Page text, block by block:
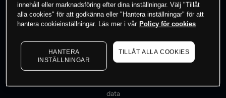
Börja handla
Priserna är endast vägledande.
data
innehåll eller marknadsföring efter dina inställningar. Välj "Tillåt
alla cookies" för att godkänna eller "Hantera inställningar" för att
hantera cookieinställningar. Läs mer i vår Policy för cookies
HANTERA
INSTÄLLNINGAR
TILLÅT ALLA COOKIES